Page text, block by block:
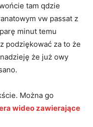
tam qdzie
vw passat z
minut temu
podziękować za to że
że już owy
Można go
wideo zawierające